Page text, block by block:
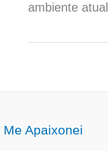
ambiente
Me Apaixonei